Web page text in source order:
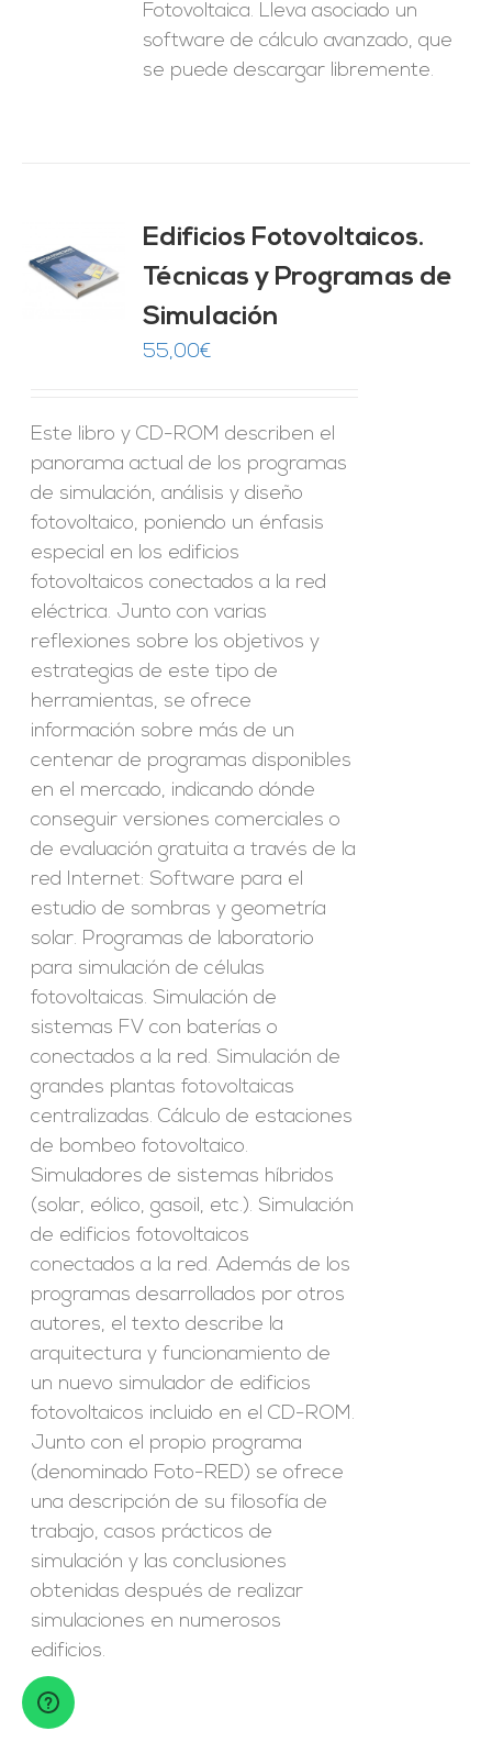
Fotovoltaica. Lleva asociado un
software de cálculo avanzado, que
se puede descargar libremente.
Edificios Fotovoltaicos.
Técnicas y Programas de
Simulación
55,00€
Este libro y CD-ROM describen el
panorama actual de los programas
de simulación, análisis y diseño
fotovoltaico, poniendo un énfasis
especial en los edificios
fotovoltaicos conectados a la red
eléctrica. Junto con varias
reflexiones sobre los objetivos y
estrategias de este tipo de
herramientas, se ofrece
información sobre más de un
centenar de programas disponibles
en el mercado, indicando dónde
conseguir versiones comerciales o
de evaluación gratuita a través de la
red Internet: Software para el
estudio de sombras y geometría
solar. Programas de laboratorio
para simulación de células
fotovoltaicas. Simulación de
sistemas FV con baterías o
conectados a la red. Simulación de
grandes plantas fotovoltaicas
centralizadas. Cálculo de estaciones
de bombeo fotovoltaico.
Simuladores de sistemas híbridos
(solar, eólico, gasoil, etc.). Simulación
de edificios fotovoltaicos
conectados a la red. Además de los
programas desarrollados por otros
autores, el texto describe la
arquitectura y funcionamiento de
un nuevo simulador de edificios
fotovoltaicos incluido en el CD-ROM.
Junto con el propio programa
(denominado Foto-RED) se ofrece
una descripción de su filosofía de
trabajo, casos prácticos de
simulación y las conclusiones
obtenidas después de realizar
simulaciones en numerosos
edificios.